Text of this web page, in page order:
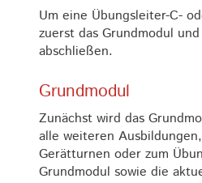
Um eine Übungsleiter-C-
zuerst das Grundmodul
abschließen.
Grundmodul
Zunächst wird das
alle weiteren
Gerätturnen oder zum
Grundmodul sowie die